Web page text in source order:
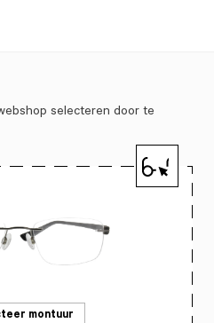
selecteren door te
montuur